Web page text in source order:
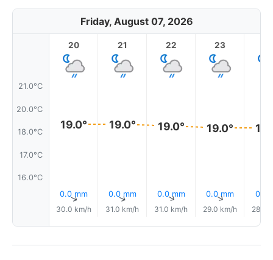
Friday, August 07, 2026
21.0°C
20.0°C
18.0°C
17.0°C
16.0°C
20
19.0°
0.0 mm
↑
30.0 km/h
21
19.0°
0.0 mm
↑
31.0 km/h
22
19.0°
0.0 mm
↑
31.0 km/h
23
19.0°
0.0 mm
↑
29.0 km/h
0.1
28.0